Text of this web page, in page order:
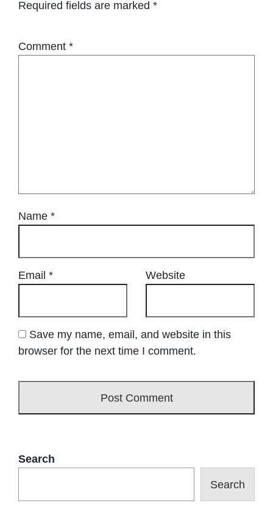
Required fields are marked *
Comment *
Name *
Email * Website
Save my name, email, and website in this
browser for the next time I comment.
Search
Search